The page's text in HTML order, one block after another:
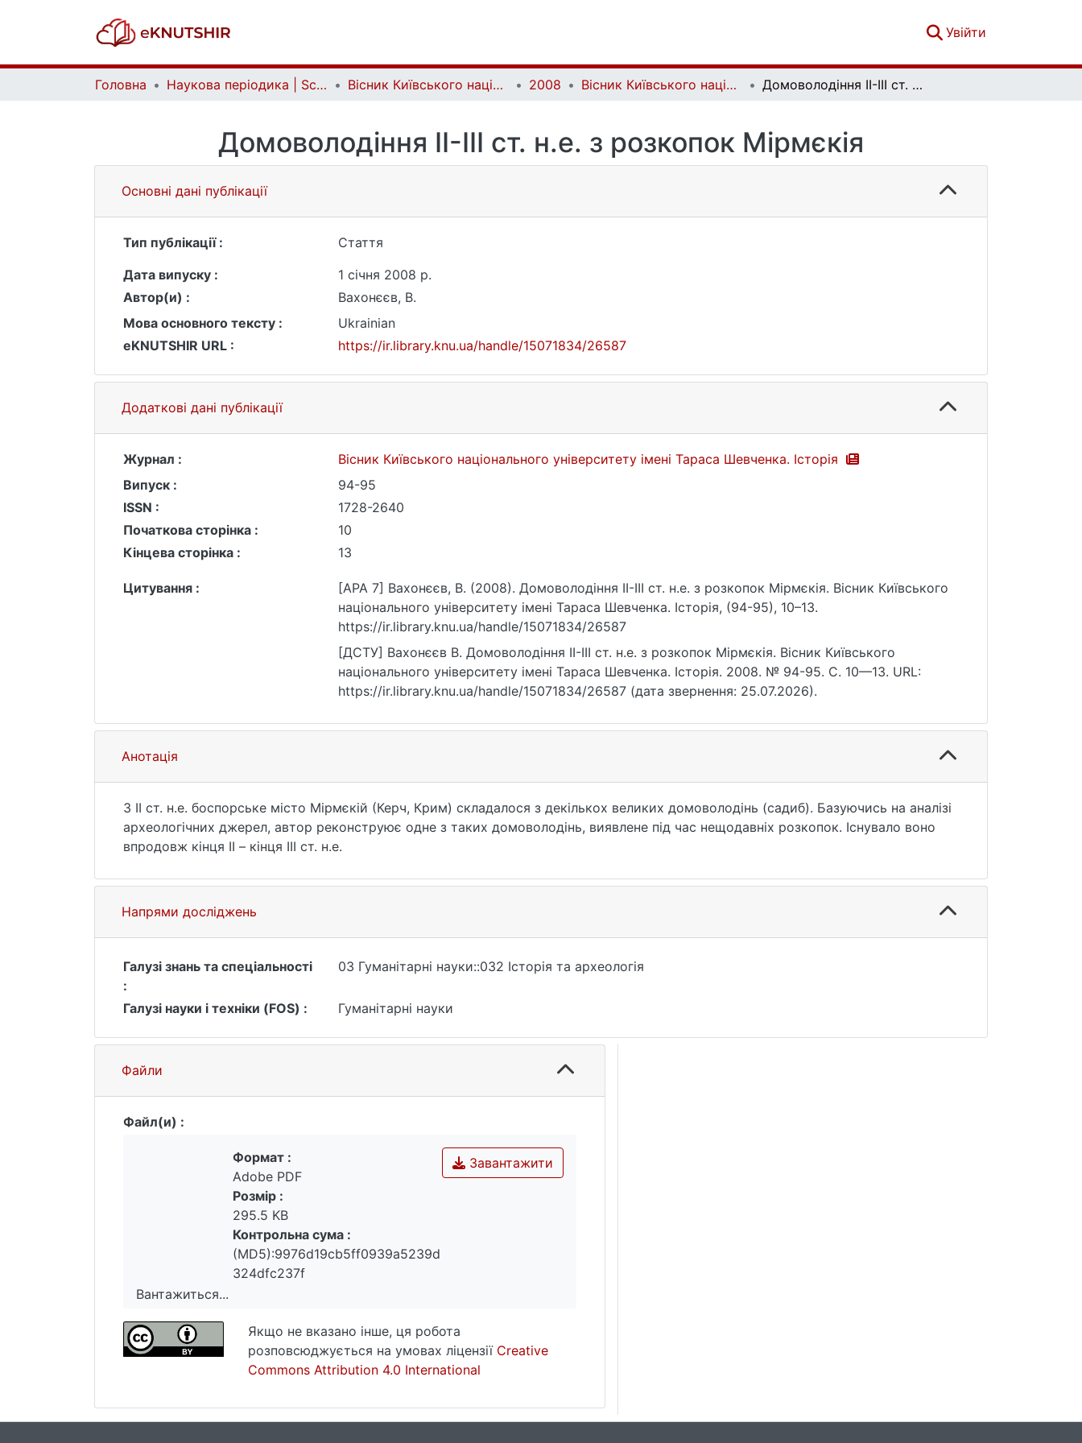
Увійти
Головна Наукова періодика | Scientific periodicals Вісник Київського національного університету імені Тараса Шевченка. Історія | Bulletin of Taras Shevchenko National University of Kyiv. History 2008 Вісник Київського національного університету імені Тараса Шевченка. Історія. Вип. 94-95 Домоволодіння ІІ-ІІІ ст. н.е. з розкопок Мірмєкія
Домоволодіння ІІ-ІІІ ст. н.е. з розкопок Мірмєкія
Основні дані публікації
Тип публікації :
Стаття
Дата випуску :
1 січня 2008 р.
Автор(и) :
Вахонєєв, В.
Мова основного тексту :
Ukrainian
eKNUTSHIR URL :
https://ir.library.knu.ua/handle/15071834/26587
Додаткові дані публікації
Журнал :
Вісник Київського національного університету імені Тараса Шевченка. Історія
Випуск :
94-95
ISSN :
1728-2640
Початкова сторінка :
10
Кінцева сторінка :
13
Цитування :
[APA 7] Вахонєєв, В. (2008). Домоволодіння ІІ-ІІІ ст. н.е. з розкопок Мірмєкія. Вісник Київського
національного університету імені Тараса Шевченка. Історія, (94-95), 10–13.
https://ir.library.knu.ua/handle/15071834/26587
[ДСТУ] Вахонєєв В. Домоволодіння ІІ-ІІІ ст. н.е. з розкопок Мірмєкія. Вісник Київського
національного університету імені Тараса Шевченка. Історія. 2008. № 94-95. С. 10—13. URL:
https://ir.library.knu.ua/handle/15071834/26587 (дата звернення: 25.07.2026).
Анотація
З ІІ ст. н.е. боспорське місто Мірмєкій (Керч, Крим) складалося з декількох великих домоволодінь (садиб). Базуючись на аналізі
археологічних джерел, автор реконструює одне з таких домоволодінь, виявлене під час нещодавніх розкопок. Існувало воно
впродовж кінця ІІ – кінця ІІІ ст. н.е.
Напрями досліджень
Галузі знань та спеціальності
:
03 Гуманітарні науки::032 Історія та археологія
Галузі науки і техніки (FOS) : Гуманітарні науки
Файли
Файл(и) :
Вантажиться...
Вантажиться...
Завантажити
Формат :
Adobe PDF
Розмір :
295.5 KB
Контрольна сума :
(MD5):9976d19cb5ff0939a5239d
324dfc237f
Якщо не вказано інше, ця робота
розповсюджується на умовах ліцензії Creative
Commons Attribution 4.0 International